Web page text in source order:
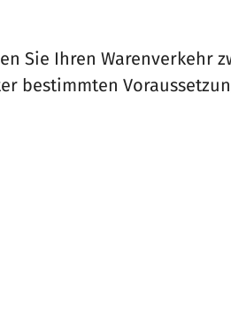
Sie Ihren Warenverkehr
bestimmten